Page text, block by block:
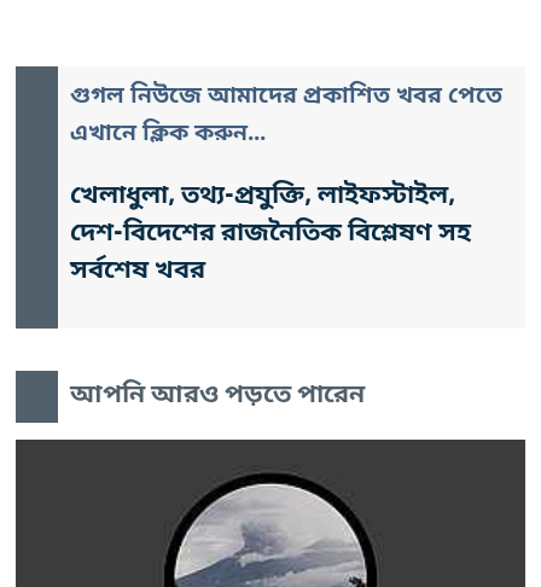
গুগল নিউজে আমাদের প্রকাশিত খবর পেতে
এখানে ক্লিক করুন...
খেলাধুলা, তথ্য-প্রযুক্তি, লাইফস্টাইল,
দেশ-বিদেশের রাজনৈতিক বিশ্লেষণ সহ
সর্বশেষ খবর
আপনি আরও পড়তে পারেন